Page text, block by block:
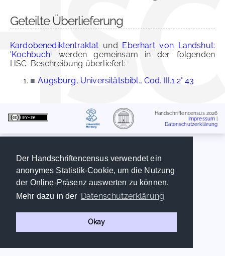
Der Handschriftencensus verwendet ein
anonymes Statistik-Cookie, um die Nutzung
der Online-Präsenz auswerten zu können.
Mehr dazu in der Datenschutzerklärung
Okay
Geteilte Überlieferung
Kardobenediktentraktat und Eberhart von Landshut:
'Kochbuch' werden gemeinsam in der folgenden
HSC-Beschreibung überliefert:
■ Augsburg, Universitätsbibl., Cod. III.1.2° 43
Handschriftencensus 2026
Impressum
Datenschutzerklärung